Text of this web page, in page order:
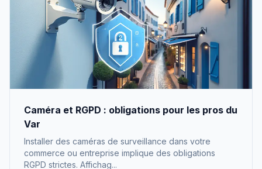
Caméra et RGPD : obligations pour les pros du
Var
Installer des caméras de surveillance dans votre
commerce ou entreprise implique des obligations
RGPD strictes. Affichag...